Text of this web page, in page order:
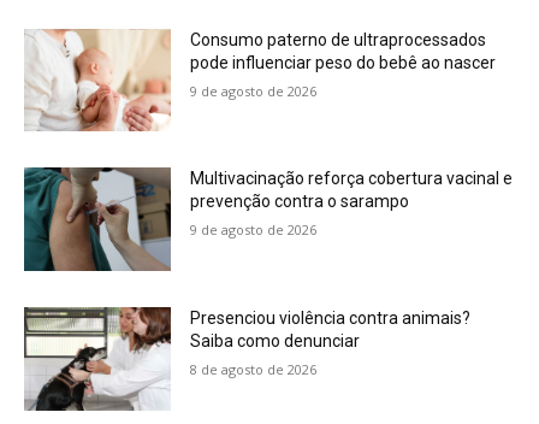
Consumo paterno de ultraprocessados
pode influenciar peso do bebê ao nascer
9 de agosto de 2026
Multivacinação reforça cobertura vacinal e
prevenção contra o sarampo
9 de agosto de 2026
Presenciou violência contra animais?
Saiba como denunciar
8 de agosto de 2026